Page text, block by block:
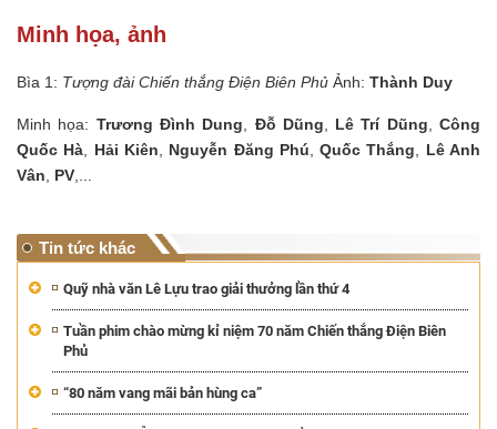
Minh họa, ảnh
Bìa 1: Tượng đài Chiến thắng Điện Biên Phủ Ảnh: Thành Duy
Minh họa: Trương Đình Dung, Đỗ Dũng, Lê Trí Dũng,Công
Quốc Hà, Hải Kiên, Nguyễn Đăng Phú,Quốc Thắng, Lê Anh
Vân, PV,...
Tin tức khác
Quỹ nhà văn Lê Lựu trao giải thưởng lần thứ 4
Tuần phim chào mừng kỉ niệm 70 năm Chiến thắng Điện Biên
Phủ
“80 năm vang mãi bản hùng ca”